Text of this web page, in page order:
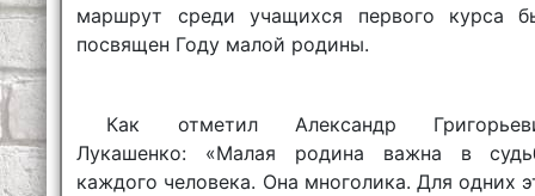
маршрут среди учащихся первого курса
посвящен Году малой родины.
Как отметил Александр
Лукашенко: «Малая родина важна в
каждого человека. Она многолика. Для одних